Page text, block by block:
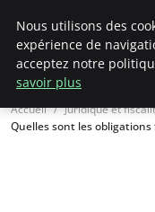
Ultimatefs
Accueil
Juridique et
Quelles sont les obligations
Nous utilisons des
expérience de
acceptez notre
savoir plus